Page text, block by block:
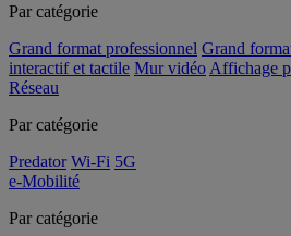
Par catégorie
Grand format professionnel Grand
interactif et tactile Mur vidéo Affichage
Réseau
Par catégorie
Predator Wi-Fi 5G
e-Mobilité
Par catégorie